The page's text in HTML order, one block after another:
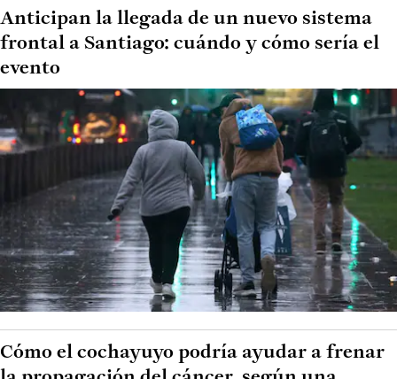
Anticipan la llegada de un nuevo sistema
frontal a Santiago: cuándo y cómo sería el
evento
Cómo el cochayuyo podría ayudar a frenar